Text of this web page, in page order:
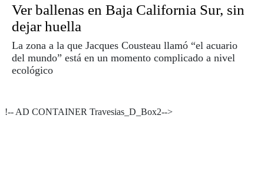
Ver ballenas en Baja California Sur, sin
dejar huella
La zona a la que Jacques Cousteau llamó “el acuario
del mundo” está en un momento complicado a nivel
ecológico
!-- AD CONTAINER Travesias_D_Box2-->